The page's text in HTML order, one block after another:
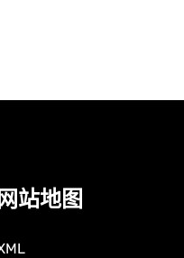
站地图